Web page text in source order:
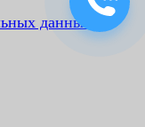
данных